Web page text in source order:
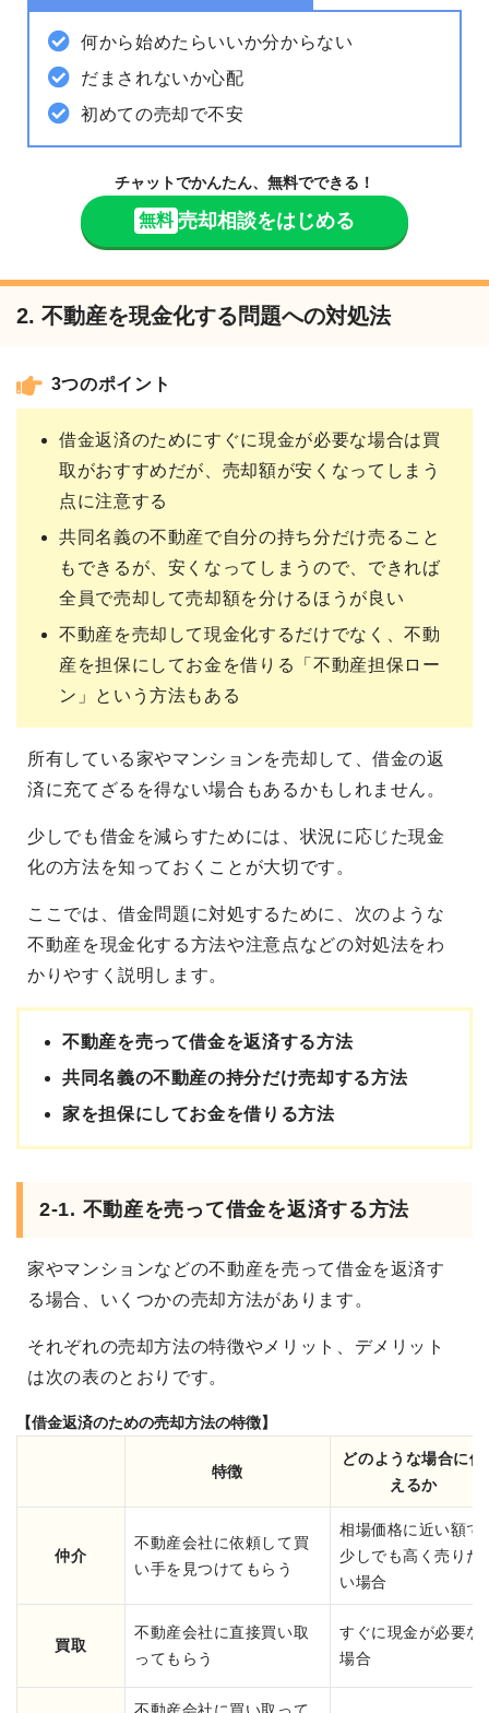
何から始めたらいいか分からない
だまされないか心配
初めての売却で不安
チャットでかんたん、無料でできる！
無料 売却相談をはじめる
2. 不動産を現金化する問題への対処法
3つのポイント
借金返済のためにすぐに現金が必要な場合は買
取がおすすめだが、売却額が安くなってしまう
点に注意する
共同名義の不動産で自分の持ち分だけ売ること
もできるが、安くなってしまうので、できれば
全員で売却して売却額を分けるほうが良い
不動産を売却して現金化するだけでなく、不動
産を担保にしてお金を借りる「不動産担保ロー
ン」という方法もある
所有している家やマンションを売却して、借金の返
済に充てざるを得ない場合もあるかもしれません。
少しでも借金を減らすためには、状況に応じた現金
化の方法を知っておくことが大切です。
ここでは、借金問題に対処するために、次のような
不動産を現金化する方法や注意点などの対処法をわ
かりやすく説明します。
不動産を売って借金を返済する方法
共同名義の不動産の持分だけ売却する方法
家を担保にしてお金を借りる方法
2-1. 不動産を売って借金を返済する方法
家やマンションなどの不動産を売って借金を返済す
る場合、いくつかの売却方法があります。
それぞれの売却方法の特徴やメリット、デメリット
は次の表のとおりです。
【借金返済のための売却方法の特徴】
特徴
どのような場合に使
えるか
仲介
不動産会社に依頼して買
い手を見つけてもらう
相場価格に近い額で
少しでも高く売りた
い場合
買取
不動産会社に直接買い取
ってもらう
すぐに現金が必要な
場合
不動産会社に買い取って